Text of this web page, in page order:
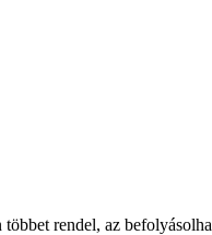
rendel, az